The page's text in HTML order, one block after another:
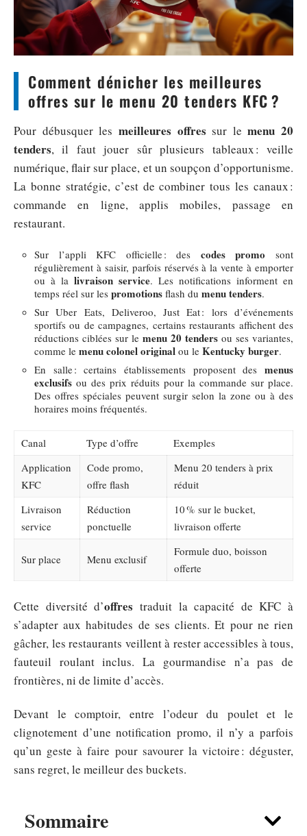
Sommaire
Comment dénicher les meilleures
offres sur le menu 20 tenders KFC ?
Pour débusquer les meilleures offres sur lemenu 20
tenders, il faut jouer sûr plusieurs tableaux : veille
numérique, flair sur place, et un soupçon d’opportunisme.
La bonne stratégie, c’est de combiner tous les canaux :
commande en ligne, applis mobiles, passage en
restaurant.
Sur l’appli KFC officielle : des codes promo sont
régulièrement à saisir, parfois réservés à la vente à emporter
ou à la livraison service. Les notifications informent en
temps réel sur les promotions flash du menu tenders.
Sur Uber Eats, Deliveroo, Just Eat : lors d’événements
sportifs ou de campagnes, certains restaurants affichent des
réductions ciblées sur le menu 20 tenders ou ses variantes,
comme le menu colonel original ou le Kentucky burger.
En salle : certains établissements proposent des menus
exclusifs ou des prix réduits pour la commande sur place.
Des offres spéciales peuvent surgir selon la zone ou à des
horaires moins fréquentés.
Canal Type d’offre
Exemples
Application
KFC
Code promo,
offre flash
Menu 20 tenders à prix
réduit
Livraison
service
Réduction
ponctuelle
10 % sur le bucket,
livraison offerte
Sur place Menu exclusif
Formule duo, boisson
offerte
Cette diversité d’offres traduit la capacité de KFC à
s’adapter aux habitudes de ses clients. Et pour ne rien
gâcher, les restaurants veillent à rester accessibles à tous,
fauteuil roulant inclus. La gourmandise n’a pas de
frontières, ni de limite d’accès.
Devant le comptoir, entre l’odeur du poulet et le
clignotement d’une notification promo, il n’y a parfois
qu’un geste à faire pour savourer la victoire : déguster,
sans regret, le meilleur des buckets.